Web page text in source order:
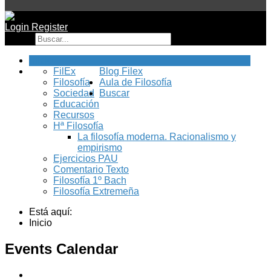
Login Register
Blog Filex
FilEx
Filosofía
Sociedad
Educación
Recursos
Aula de Filosofía
Hª Filosofía
La filosofía moderna. Racionalismo y
empirismo
Ejercicios PAU
Comentario Texto
Filosofía 1º Bach
Filosofía Extremeña
Buscar
Está aquí:
Inicio
Events Calendar